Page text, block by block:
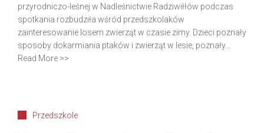
przyrodniczo-leśnej w Nadleśnictwie Radziwiłłów podczas
spotkania rozbudziła wśród przedszkolaków
zainteresowanie losem zwierząt w czasie zimy. Dzieci poznały
sposoby dokarmiania ptaków i zwierząt w lesie, poznały...
Read More >>
Przedszkole